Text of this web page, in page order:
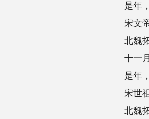
是年，北魏置澄城郡。
宋文帝元嘉二十七年
北魏拓跋焘太平真君
十一月，宋雍州参军
是年，沈庆云自冬至次
宋世祖孝武皇帝刘骏
北魏拓跋濬和平元年